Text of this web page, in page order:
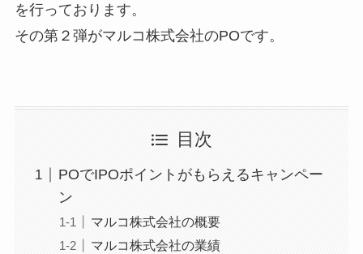
を行っております。
その第２弾がマルコ株式会社のPOです。
目次
POでIPOポイントがもらえるキャンペー
ン
マルコ株式会社の概要
マルコ株式会社の業績